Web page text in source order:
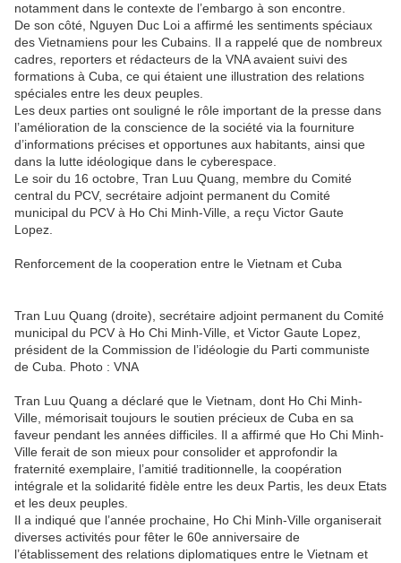
notamment dans le contexte de l’embargo à son encontre.
De son côté, Nguyen Duc Loi a affirmé les sentiments spéciaux
des Vietnamiens pour les Cubains. Il a rappelé que de nombreux
cadres, reporters et rédacteurs de la VNA avaient suivi des
formations à Cuba, ce qui étaient une illustration des relations
spéciales entre les deux peuples.
Les deux parties ont souligné le rôle important de la presse dans
l’amélioration de la conscience de la société via la fourniture
d’informations précises et opportunes aux habitants, ainsi que
dans la lutte idéologique dans le cyberespace.
Le soir du 16 octobre, Tran Luu Quang, membre du Comité
central du PCV, secrétaire adjoint permanent du Comité
municipal du PCV à Ho Chi Minh-Ville, a reçu Victor Gaute
Lopez.
Renforcement de la cooperation entre le Vietnam et Cuba
Tran Luu Quang (droite), secrétaire adjoint permanent du Comité
municipal du PCV à Ho Chi Minh-Ville, et Victor Gaute Lopez,
président de la Commission de l’idéologie du Parti communiste
de Cuba. Photo : VNA
Tran Luu Quang a déclaré que le Vietnam, dont Ho Chi Minh-
Ville, mémorisait toujours le soutien précieux de Cuba en sa
faveur pendant les années difficiles. Il a affirmé que Ho Chi Minh-
Ville ferait de son mieux pour consolider et approfondir la
fraternité exemplaire, l’amitié traditionnelle, la coopération
intégrale et la solidarité fidèle entre les deux Partis, les deux Etats
et les deux peuples.
Il a indiqué que l’année prochaine, Ho Chi Minh-Ville organiserait
diverses activités pour fêter le 60e anniversaire de
l’établissement des relations diplomatiques entre le Vietnam et